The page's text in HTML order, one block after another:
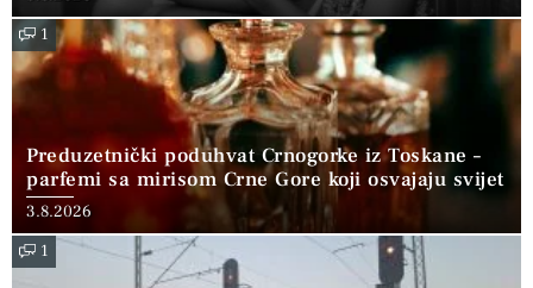
1
Preduzetnički poduhvat Crnogorke iz Toskane –
parfemi sa mirisom Crne Gore koji osvajaju svijet
3.8.2026
1